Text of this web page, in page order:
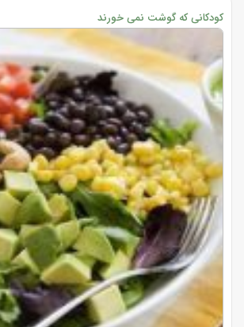
کودکانی که گوشت نمی خورند